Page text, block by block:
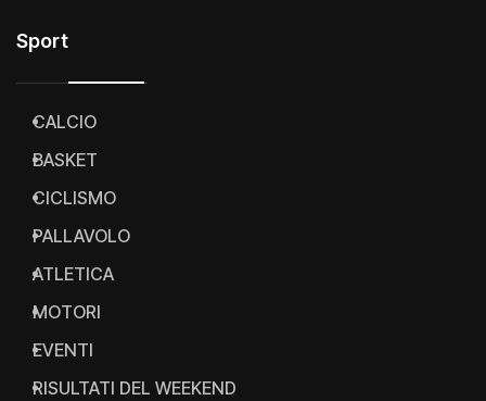
Sport
CALCIO
BASKET
CICLISMO
PALLAVOLO
ATLETICA
MOTORI
EVENTI
RISULTATI DEL WEEKEND